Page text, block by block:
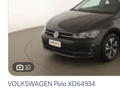
10
VOLKSWAGEN Polo XD64934